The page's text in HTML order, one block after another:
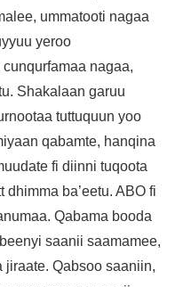
ummatooti nagaa
yeroo
nagaa,
Shakalaan garuu
tuttuquun yoo
qabamte, hanqina
fi diinni tuqoota
ba’eetu. ABO fi
Qabama booda
saanii saamamee,
jiraate. Qabsoo saaniin,